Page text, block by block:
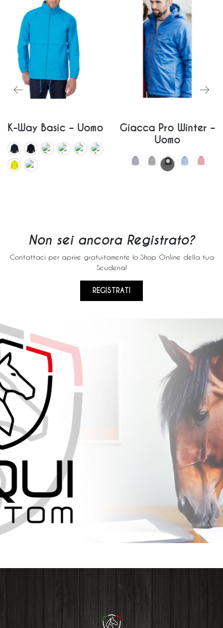
K-Way Basic – Uomo
Giacca Pro Winter –
Uomo
Non sei ancora Registrato?
Contattaci per aprire gratuitamente lo Shop Online della tua
Scuderia!
REGISTRATI